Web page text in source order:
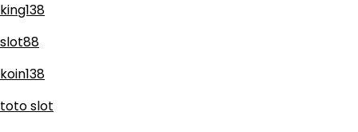
king138
slot88
koin138
toto slot